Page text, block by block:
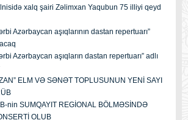
xalq şairi Zəlimxan Yaqubun 75 illiyi qeyd
Azərbaycan aşıqlarının dastan repertuarı”
Azərbaycan aşıqların dastan repertuarı” adlı
ELM VƏ SƏNƏT TOPLUSUNUN YENİ SAYI
nin SUMQAYIT REGİONAL BÖLMƏSİNDƏ
OLUB